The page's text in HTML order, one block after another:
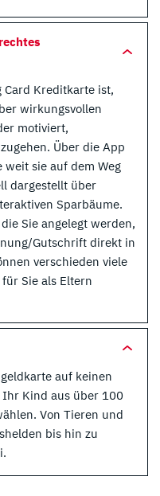
Card Kreditkarte ist,
wirkungsvollen
motiviert,
Über die App
sie auf dem Weg
dargestellt über
Sparbäume.
Sie angelegt werden,
Gutschrift direkt in
verschieden viele
Sie als Eltern
auf keinen
Ihr Kind aus über 100
Von Tieren und
bis hin zu